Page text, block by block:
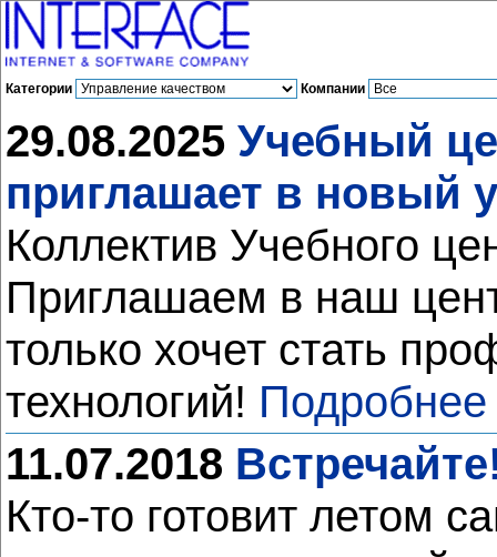
Категории Компании
29.08.2025 Учебный
приглашает в новый
Коллектив Учебного
Приглашаем в наш
только хочет стать
технологий! Подробнее
11.07.2018
Кто-то готовит летом